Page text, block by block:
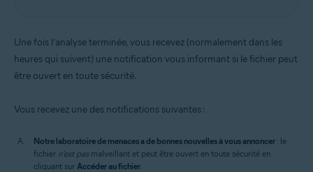
Une fois l’analyse terminée, vous recevez (normalement dans les
heures qui suivent) une notification vous informant si le fichier peut
être ouvert en toute sécurité.
Vous recevez une des notifications suivantes :
Notre laboratoire de menaces a de bonnes nouvelles à vous annoncer : le
fichier n’est pasmalveillant et peut être ouvert en toute sécurité en
cliquant sur Accéder au fichier